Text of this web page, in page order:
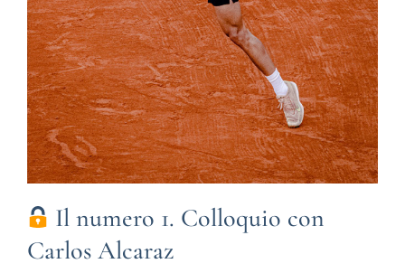
Il numero 1. Colloquio con
Carlos Alcaraz